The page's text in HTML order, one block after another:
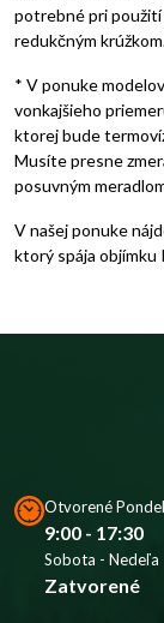
potrebné pri
redukčným
* V ponuke
vonkajšieho
ktorej bude
Musíte presne
posuvným
V našej ponuke
ktorý spája objímku
Otvorené
9:00 - 17:30
Sobota - Nedeľa
Zatvorené